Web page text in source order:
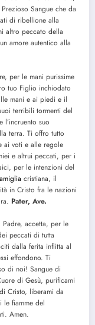
Sangue che da
di ribellione alla
altro peccato della
amore autentico alla
per le mani purissime
tuo Figlio inchiodato
mani e ai piedi e il
terribili tormenti del
suo
terra. Ti offro tutto
ai voti e alle regole
e altrui peccati, per i
per le intenzioni del
cristiana, il
in Cristo fra le nazioni
Pater, Ave.
Padre, accetta, per le
peccati di tutta
dalla ferita inflitta al
effondono. Ti
di noi! Sangue di
di Gesù, purificami
Cristo, liberami da
le fiamme del
Amen.